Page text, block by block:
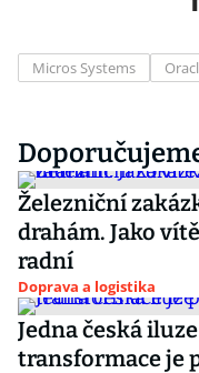
Micros Systems
Železniční
drahám. Jako
radní
Doprava a logistika
Jedna česká
transformace je